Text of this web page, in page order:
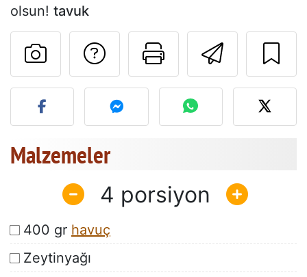
olsun! tavuk
Bu sayfayı
Tarif sahibine bir
Bu tarifin fotoğrafını
Malzemeler
4
400 gr havuç
Zeytinyağı